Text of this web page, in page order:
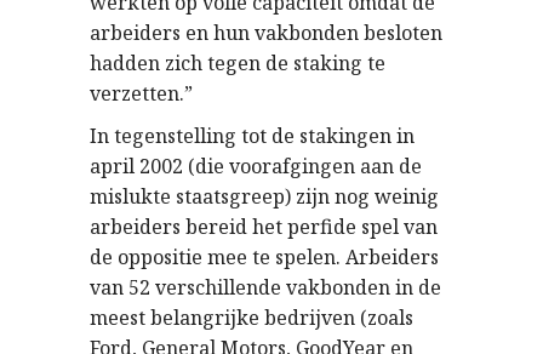
arbeiders en hun vakbonden besloten
hadden zich tegen de staking te
verzetten.”
In tegenstelling tot de stakingen in
april 2002 (die voorafgingen aan de
mislukte staatsgreep) zijn nog weinig
arbeiders bereid het perfide spel van
de oppositie mee te spelen. Arbeiders
van 52 verschillende vakbonden in de
meest belangrijke bedrijven (zoals
Ford, General Motors, GoodYear en